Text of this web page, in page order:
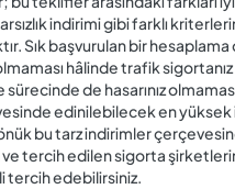
indirimi gibi farklı
Sık başvurulan bir hesaplama
hâlinde trafik sigortanız
de hasarınız
edinilebilecek en yüksek
bu tarz indirimler
tercih edilen sigorta
tercih edebilirsiniz.